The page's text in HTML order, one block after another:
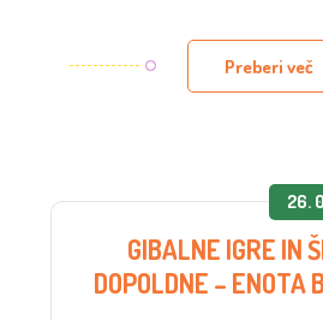
Preberi več
26.
GIBALNE IGRE IN
DOPOLDNE – ENOTA